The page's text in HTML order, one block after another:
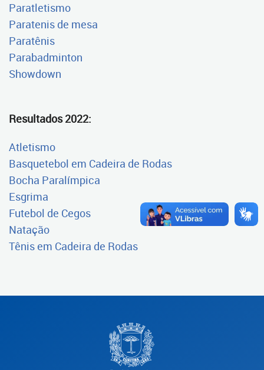
Paratletismo
Paratenis de mesa
Paratênis
Parabadminton
Showdown
Resultados 2022:
Atletismo
Basquetebol em Cadeira de Rodas
Bocha Paralímpica
Esgrima
Futebol de Cegos
Natação
Tênis em Cadeira de Rodas